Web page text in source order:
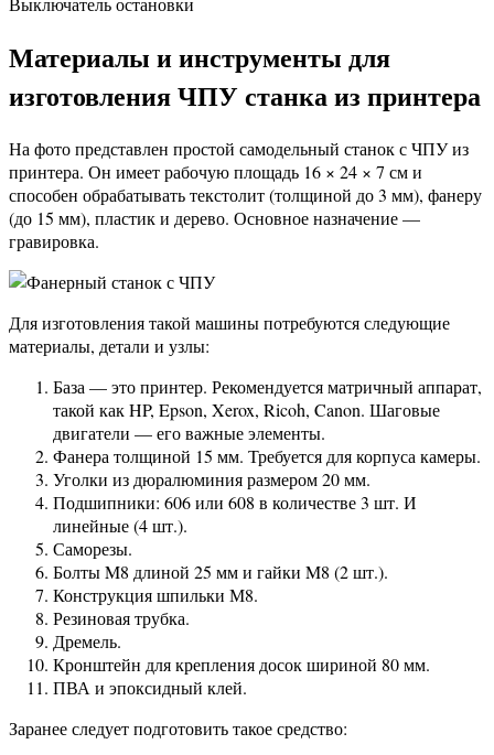
Материалы и инструменты для
изготовления ЧПУ станка из принтера
На фото представлен простой самодельный станок с ЧПУ из
принтера. Он имеет рабочую площадь 16 × 24 × 7 см и
способен обрабатывать текстолит (толщиной до 3 мм), фанеру
(до 15 мм), пластик и дерево. Основное назначение —
гравировка.
Для изготовления такой машины потребуются следующие
материалы, детали и узлы:
База — это принтер. Рекомендуется матричный аппарат,
такой как HP, Epson, Xerox, Ricoh, Canon. Шаговые
двигатели — его важные элементы.
Фанера толщиной 15 мм. Требуется для корпуса камеры.
Уголки из дюралюминия размером 20 мм.
Подшипники: 606 или 608 в количестве 3 шт. И
линейные (4 шт.).
Саморезы.
Болты M8 длиной 25 мм и гайки M8 (2 шт.).
Конструкция шпильки М8.
Резиновая трубка.
Дремель.
Кронштейн для крепления досок шириной 80 мм.
ПВА и эпоксидный клей.
Заранее следует подготовить такое средство: